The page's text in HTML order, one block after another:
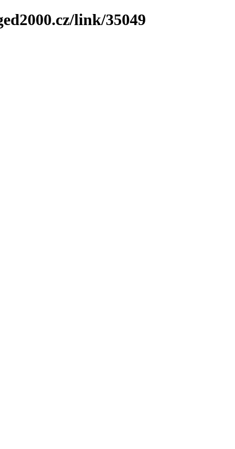
link/35049